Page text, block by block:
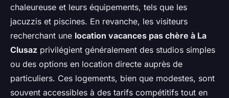
chaleureuse et leurs équipements, tels que les
jacuzzis et piscines. En revanche, les visiteurs
recherchant une location vacances pas chère à La
Clusaz privilégient généralement des studios simples
ou des options en location directe auprès de
particuliers. Ces logements, bien que modestes, sont
souvent accessibles à des tarifs compétitifs tout en